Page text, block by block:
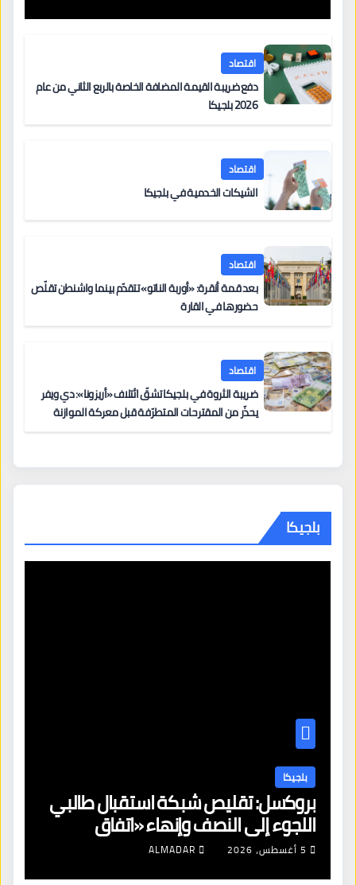
اقتصاد
دفع ضريبة القيمة المضافة الخاصة بالربع الثاني من عام
2026 بلجيكا
اقتصاد
الشيكات الخدمية في بلجيكا
اقتصاد
بعد قمة أنقرة: «أوربة الناتو» تتقدّم بينما واشنطن تقلّص
حضورها في القارة
اقتصاد
ضريبة الثروة في بلجيكا تشقّ ائتلاف «أريزونا»: دي ويفر
يحذّر من المقترحات المتطرّفة قبل معركة الموازنة
بلجيكا
بلجيكا
بروكسل: تقليص شبكة استقبال طالبي
اللجوء إلى النصف وإنهاء «اتفاق
بروكسل»
5 أغسطس، 2026 ALMADAR